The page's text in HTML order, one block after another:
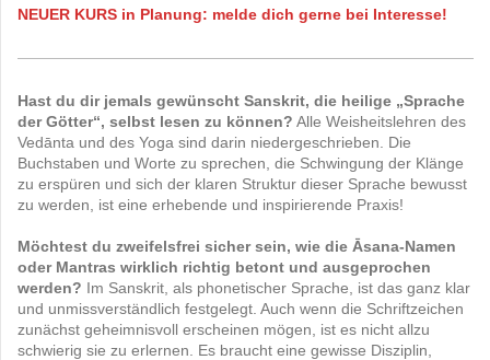
NEUER KURS in Planung: melde dich gerne bei Interesse!
Hast du dir jemals gewünscht Sanskrit, die heilige „Sprache
der Götter“, selbst lesen zu können? Alle Weisheitslehren des
Vedānta und des Yoga sind darin niedergeschrieben. Die
Buchstaben und Worte zu sprechen, die Schwingung der Klänge
zu erspüren und sich der klaren Struktur dieser Sprache bewusst
zu werden, ist eine erhebende und inspirierende Praxis!
Möchtest du zweifelsfrei sicher sein, wie die Āsana-Namen
oder Mantras wirklich richtig betont und ausgeprochen
werden? Im Sanskrit, als phonetischer Sprache, ist das ganz klar
und unmissverständlich festgelegt. Auch wenn die Schriftzeichen
zunächst geheimnisvoll erscheinen mögen, ist es nicht allzu
schwierig sie zu erlernen. Es braucht eine gewisse Disziplin,